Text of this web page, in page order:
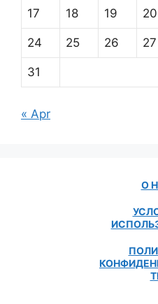
17 18 19 20
24 25 26 27
31
« Apr
О